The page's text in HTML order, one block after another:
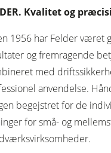
Kvalitet og
1956 har Felder været
og fremragende
med
anvendelse.
begejstret for de
for små- og